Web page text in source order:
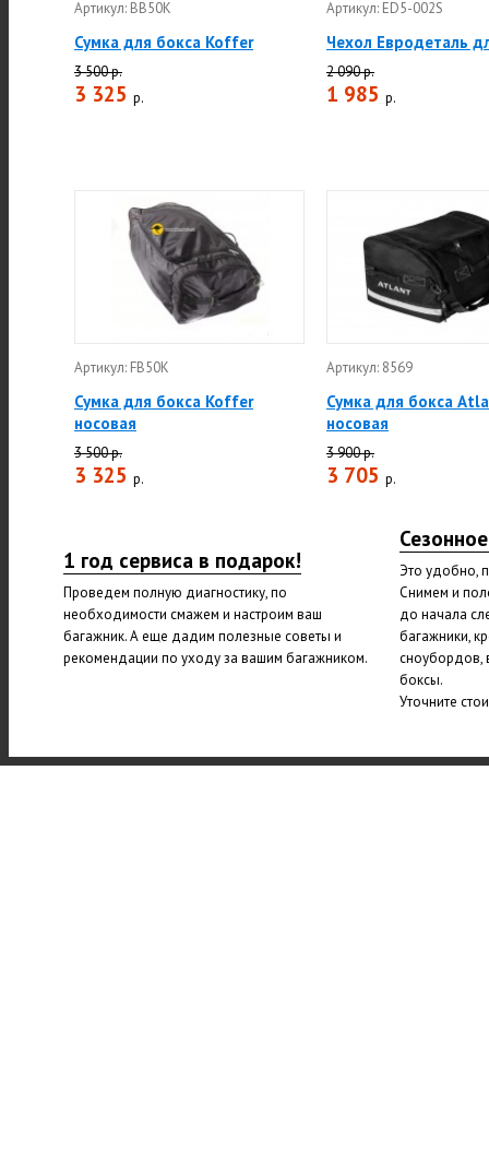
Артикул: BB50K
Сумка для бокса Koffer
3 500 р.
3 325 р.
Артикул: ED5-002S
Чехол Евродеталь
2 090 р.
1 985 р.
Артикул: FB50K
Сумка для бокса Koffer
носовая
3 500 р.
3 325 р.
Артикул: 8569
Сумка для бокса
носовая
3 900 р.
3 705 р.
1 год сервиса в подарок!
Проведем полную диагностику, по
необходимости смажем и настроим ваш
багажник. А еще дадим полезные советы и
рекомендации по уходу за вашим багажником.
Это удобно,
Снимем и
до начала
багажники,
сноубордов,
боксы.
Уточните